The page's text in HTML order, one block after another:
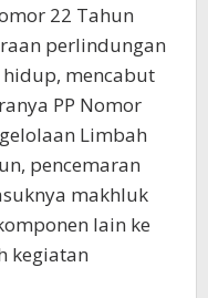
22 Tahun
perlindungan
mencabut
PP Nomor
Limbah
pencemaran
makhluk
lain ke
kegiatan